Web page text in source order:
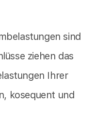
sind
ziehen das
Ihrer
kosequent und